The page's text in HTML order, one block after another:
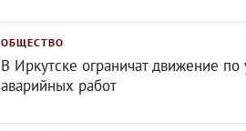
ОБЩЕСТВО
В Иркутске ограничат движение
аварийных работ